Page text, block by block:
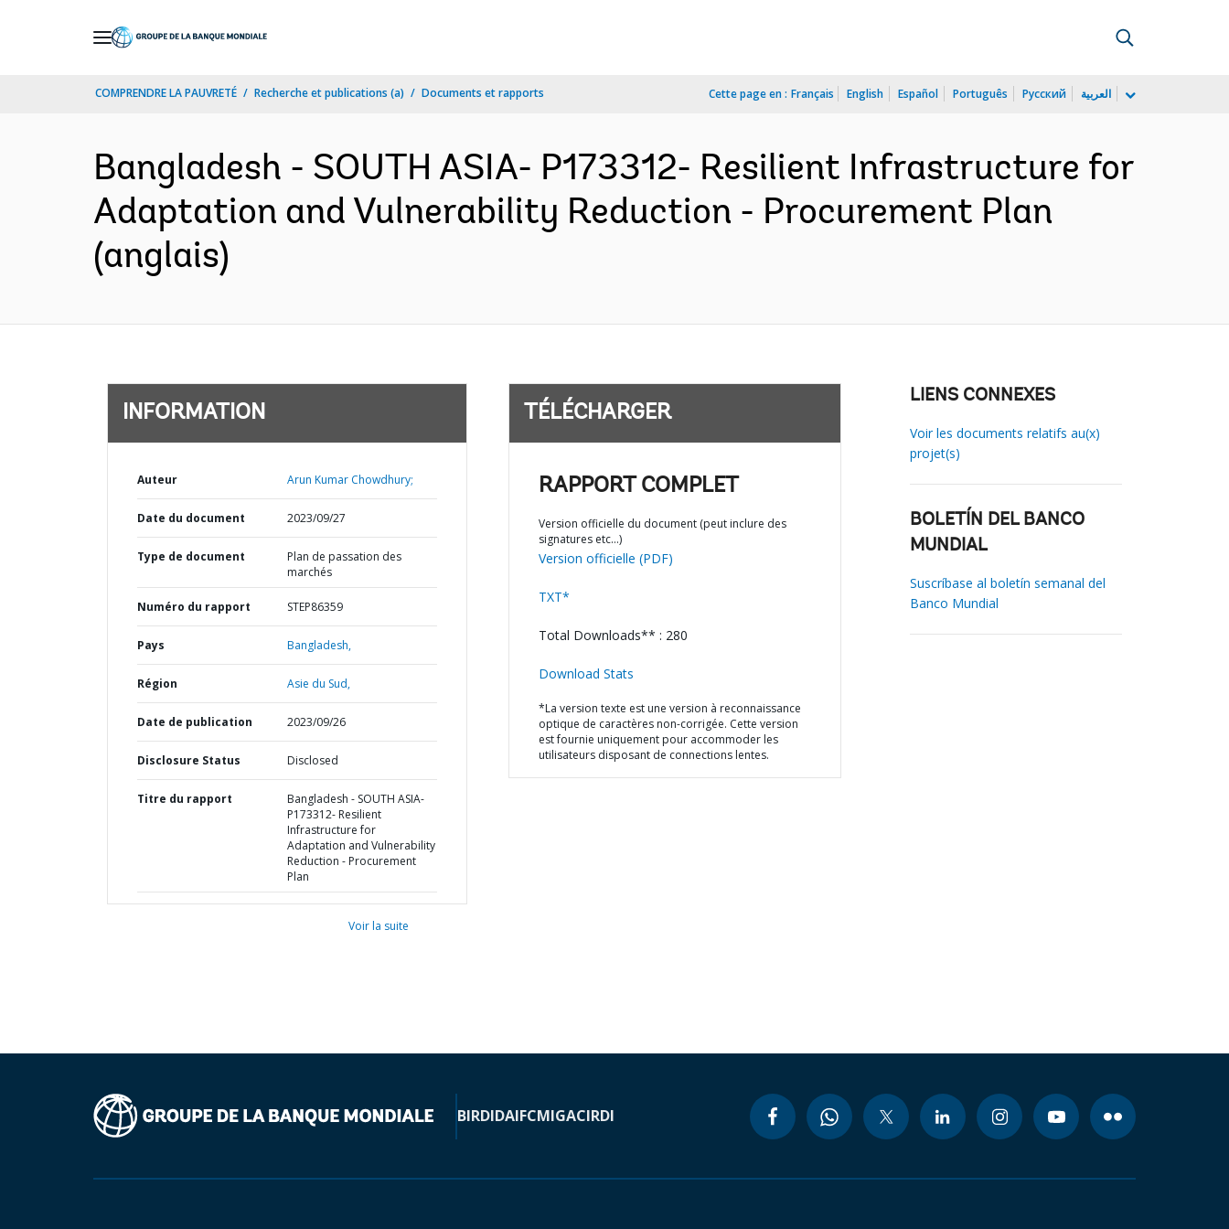
COMPRENDRE LA PAUVRETÉ Recherche et publications (a) Documents et rapports Cette page en : Français English Español Português Русский العربية
Bangladesh - SOUTH ASIA- P173312- Resilient Infrastructure for
Adaptation and Vulnerability Reduction - Procurement Plan
(anglais)
INFORMATION
Auteur Arun Kumar Chowdhury;
Date du document 2023/09/27
Type de document
Plan de passation des
marchés
Numéro du rapport STEP86359
Pays Bangladesh,
Région Asie du Sud,
Date de publication 2023/09/26
Disclosure Status Disclosed
Titre du rapport
Bangladesh - SOUTH ASIA-
P173312- Resilient
Infrastructure for
Adaptation and Vulnerability
Reduction - Procurement
Plan
Voir la suite
TÉLÉCHARGER
RAPPORT COMPLET
Version officielle du document (peut inclure des
signatures etc…)
Version officielle (PDF)
TXT*
Total Downloads** : 280
Download Stats
*La version texte est une version à reconnaissance
optique de caractères non-corrigée. Cette version
est fournie uniquement pour accommoder les
utilisateurs disposant de connections lentes.
LIENS CONNEXES
Voir les documents relatifs au(x)
projet(s)
BOLETÍN DEL BANCO
MUNDIAL
Suscríbase al boletín semanal del
Banco Mundial
BIRDIDAIFCMIGACIRDI